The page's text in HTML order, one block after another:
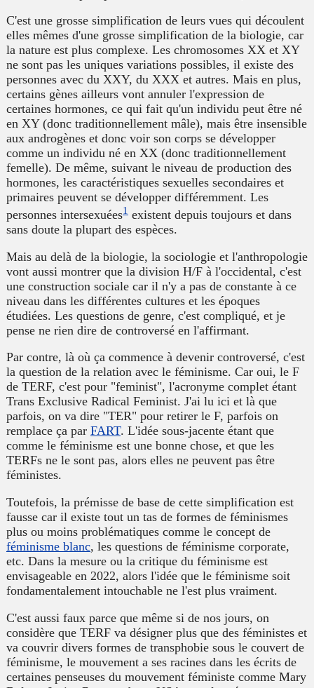
C'est une grosse simplification de leurs vues qui découlent
elles mêmes d'une grosse simplification de la biologie, car
la nature est plus complexe. Les chromosomes XX et XY
ne sont pas les uniques variations possibles, il existe des
personnes avec du XXY, du XXX et autres. Mais en plus,
certains gènes ailleurs vont annuler l'expression de
certaines hormones, ce qui fait qu'un individu peut être né
en XY (donc traditionnellement mâle), mais être insensible
aux androgènes et donc voir son corps se développer
comme un individu né en XX (donc traditionnellement
femelle). De même, suivant le niveau de production des
hormones, les caractéristiques sexuelles secondaires et
primaires peuvent se développer différemment. Les
personnes intersexuées1 existent depuis toujours et dans
sans doute la plupart des espèces.
Mais au delà de la biologie, la sociologie et l'anthropologie
vont aussi montrer que la division H/F à l'occidental, c'est
une construction sociale car il n'y a pas de constante à ce
niveau dans les différentes cultures et les époques
étudiées. Les questions de genre, c'est compliqué, et je
pense ne rien dire de controversé en l'affirmant.
Par contre, là où ça commence à devenir controversé, c'est
la question de la relation avec le féminisme. Car oui, le F
de TERF, c'est pour "feminist", l'acronyme complet étant
Trans Exclusive Radical Feminist. J'ai lu ici et là que
parfois, on va dire "TER" pour retirer le F, parfois on
remplace ça par FART. L'idée sous-jacente étant que
comme le féminisme est une bonne chose, et que les
TERFs ne le sont pas, alors elles ne peuvent pas être
féministes.
Toutefois, la prémisse de base de cette simplification est
fausse car il existe tout un tas de formes de féminismes
plus ou moins problématiques comme le concept de
féminisme blanc, les questions de féminisme corporate,
etc. Dans la mesure ou la critique du féminisme est
envisageable en 2022, alors l'idée que le féminisme soit
fondamentalement intouchable ne l'est plus vraiment.
C'est aussi faux parce que même si de nos jours, on
considère que TERF va désigner plus que des féministes et
va couvrir divers formes de transphobie sous le couvert de
féminisme, le mouvement a ses racines dans les écrits de
certaines penseuses du mouvement féministe comme Mary